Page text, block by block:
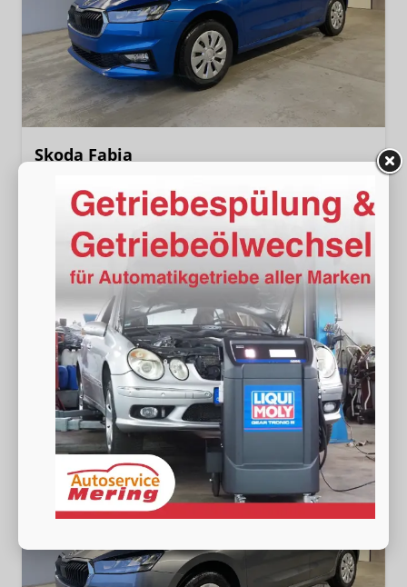
Skoda Fabia
sofort lieferbar Neuwagen
Schalt. 5-Gang
Benzin Außenfarbe [8X8X] Race Blue Metallic
70 kW (95 PS) Kilometerstand 20 km
19.980,– €
incl. 19% MwSt.
Wir rufen Sie anFahrzeugexposé (PDF)
Verbrauch kombiniert:5,60 l/100km
2-Klasse: D
2-Emissionen:128,00 g/km